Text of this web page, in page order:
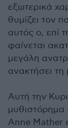
εξωτερικά
θυμίζει τον
αυτός ο, επί
φαίνεται
μεγάλη
ανακτήσει τη
Αυτή την
μυθιστόρημα
Anne Mather